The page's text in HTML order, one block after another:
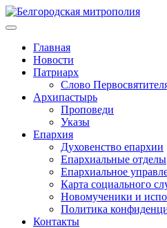
Главная
Новости
Патриарх
Слово
Архипастырь
Проповеди
Указы
Епархия
Духовенство епархии
Епархиальные отделы
Епархиальное
Карта социального
Новомученики и
Политика
Контакты